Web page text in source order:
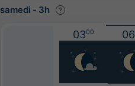
samedi - 3h
0300 06